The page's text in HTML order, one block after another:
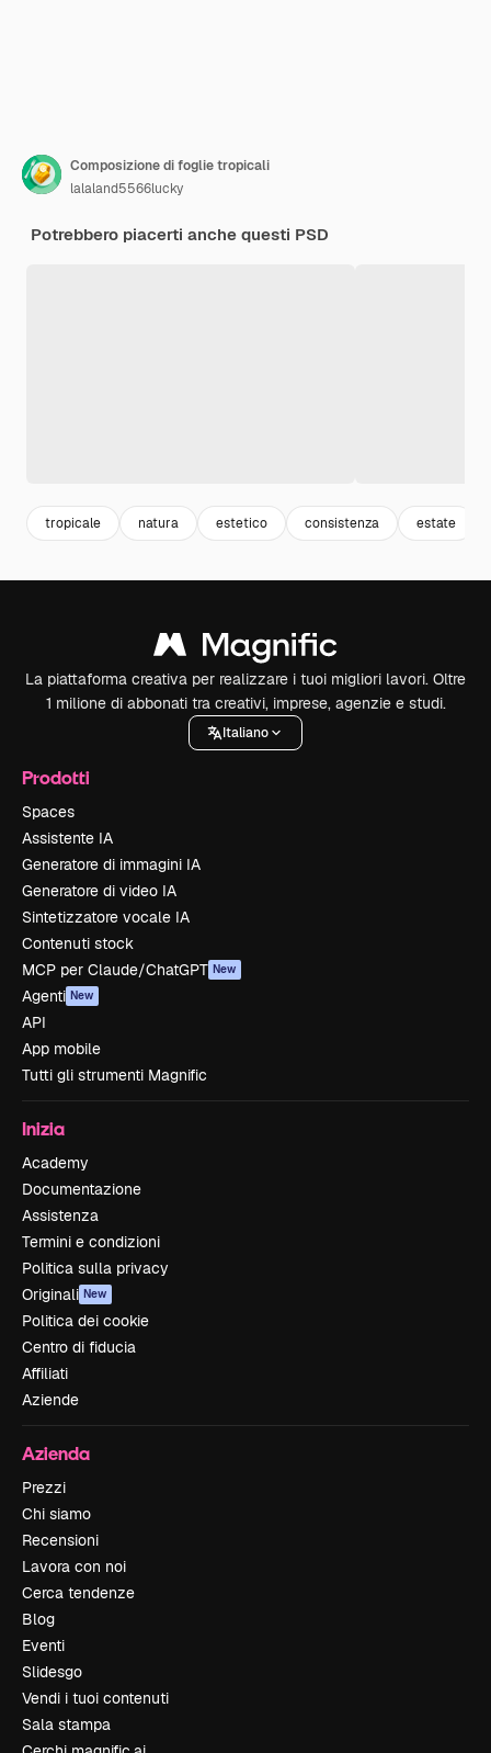
Composizione di foglie tropicali
lalaland5566lucky
Potrebbero piacerti anche questi PSD
tropicale natura estetico consistenza estate
La piattaforma creativa per realizzare i tuoi migliori lavori. Oltre
1 milione di abbonati tra creativi, imprese, agenzie e studi.
Italiano
Prodotti
Spaces
Assistente IA
Generatore di immagini IA
Generatore di video IA
Sintetizzatore vocale IA
Contenuti stock
MCP per Claude/ChatGPT New
Agenti New
API
App mobile
Tutti gli strumenti Magnific
Inizia
Academy
Documentazione
Assistenza
Termini e condizioni
Politica sulla privacy
Originali New
Politica dei cookie
Centro di fiducia
Affiliati
Aziende
Azienda
Prezzi
Chi siamo
Recensioni
Lavora con noi
Cerca tendenze
Blog
Eventi
Slidesgo
Vendi i tuoi contenuti
Sala stampa